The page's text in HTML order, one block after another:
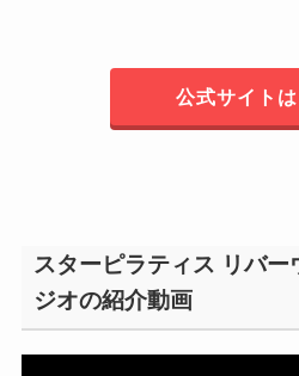
公式サイト
スターピラティス リバー
ジオの紹介動画